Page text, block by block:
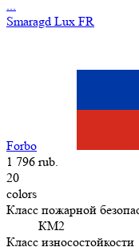
Smaragd Lux FR
Forbo
1 796 rub.
20
colors
Класс пожарной
КМ2
Класс износостойкости